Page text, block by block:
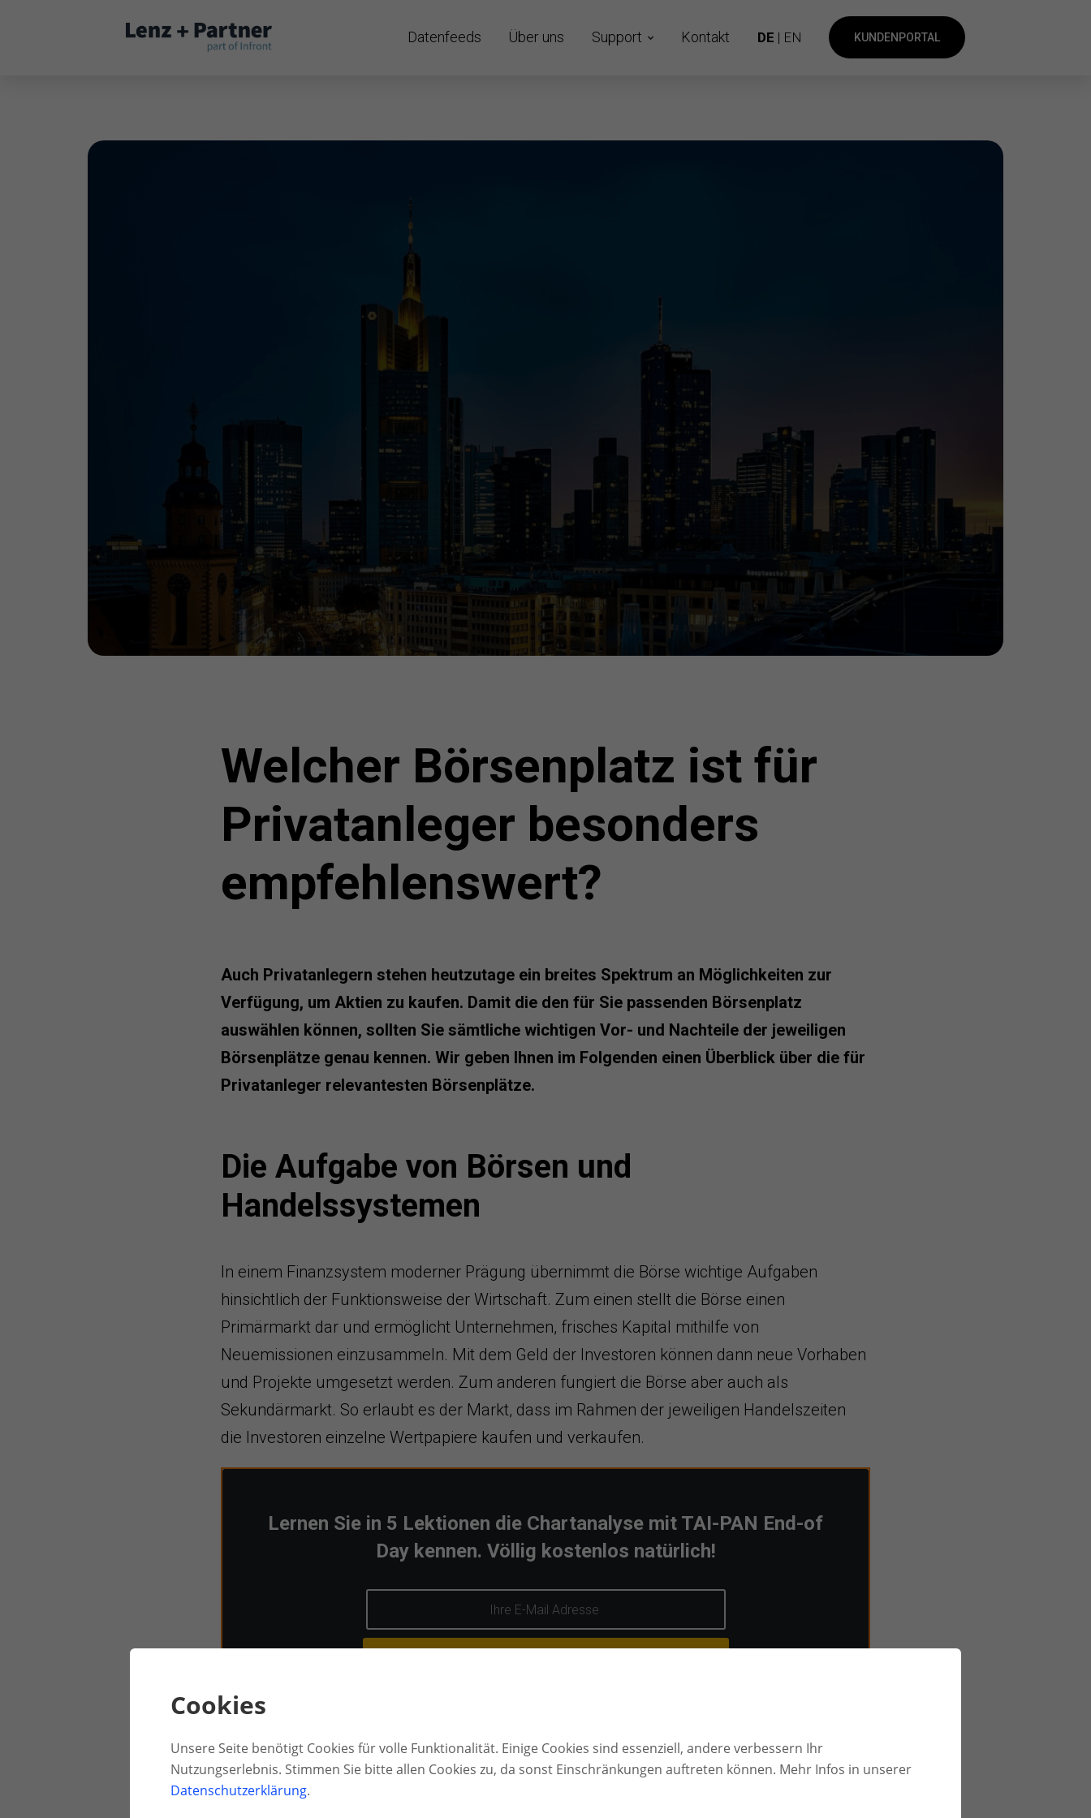
Datenfeeds Über uns Support Kontakt DE | EN KUNDENPORTAL
TAI-PAN Inside
Welcher Börsenplatz ist für
Privatanleger besonders
empfehlenswert?
Auch Privatanlegern stehen heutzutage ein breites Spektrum an Möglichkeiten zur
Verfügung, um Aktien zu kaufen. Damit die den für Sie passenden Börsenplatz
auswählen können, sollten Sie sämtliche wichtigen Vor- und Nachteile der jeweiligen
Börsenplätze genau kennen. Wir geben Ihnen im Folgenden einen Überblick über die für
Privatanleger relevantesten Börsenplätze.
Die Aufgabe von Börsen und
Handelssystemen
In einem Finanzsystem moderner Prägung übernimmt die Börse wichtige Aufgaben
hinsichtlich der Funktionsweise der Wirtschaft. Zum einen stellt die Börse einen
Primärmarkt dar und ermöglicht Unternehmen, frisches Kapital mithilfe von
Neuemissionen einzusammeln. Mit dem Geld der Investoren können dann neue Vorhaben
und Projekte umgesetzt werden. Zum anderen fungiert die Börse aber auch als
Sekundärmarkt. So erlaubt es der Markt, dass im Rahmen der jeweiligen Handelszeiten
die Investoren einzelne Wertpapiere kaufen und verkaufen.
Lernen Sie in 5 Lektionen die Chartanalyse mit TAI-PAN End-of
Day kennen. Völlig kostenlos natürlich!
Cookies
Unsere Seite benötigt Cookies für volle Funktionalität. Einige Cookies sind essenziell, andere verbessern Ihr
Nutzungserlebnis. Stimmen Sie bitte allen Cookies zu, da sonst Einschränkungen auftreten können. Mehr Infos in unserer
Datenschutzerklärung.